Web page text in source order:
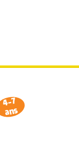
4-7
ans